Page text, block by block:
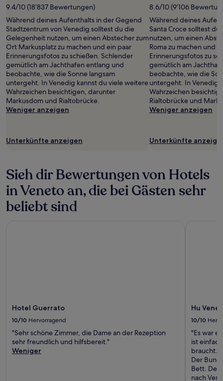
9.4/10 (18’837 Bewertungen)
Während deines Aufenthalts in der Gegend
Stadtzentrum von Venedig solltest du die
Gelegenheit nutzen, um einen Abstecher zum
Ort Markusplatz zu machen und ein paar
Erinnerungsfotos zu schießen. Schlender
gemütlich am Jachthafen entlang und
beobachte, wie die Sonne langsam
untergeht. In Venedig kannst du viele weitere
Wahrzeichen besichtigen, darunter
Markusdom und Rialtobrücke.
Weniger anzeigen
Unterkünfte anzeigen
8.6/10 (9’106
Während deines
Santa Croce solltest
nutzen, um einen
Roma zu machen und
Erinnerungsfotos zu
gemütlich am
beobachte, wie die
untergeht. In Venedig
Wahrzeichen
Rialtobrücke und
Weniger anzeigen
Unterkünfte
Sieh dir Bewertungen von Hotels
in Veneto an, die bei Gästen sehr
beliebt sind
Hotel Guerrato
10/10 Hervorragend
"Sehr schöne Zimmer, die Dame an der Rezeption
sehr freundlich und hilfsbereit."
Weniger
Hu
10/10
"Es war
ist
braucht.
Der
Bett. Der
nach